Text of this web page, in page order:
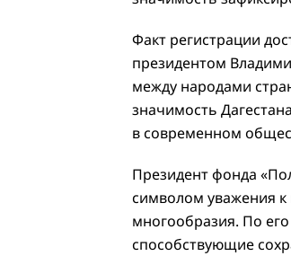
Факт регистрации
президентом
между народами
значимость
в современном
Президент фонда
символом уважения
многообразия. По
способствующие